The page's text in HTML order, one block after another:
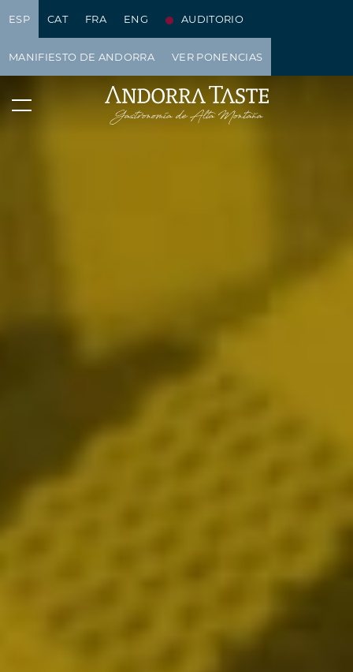
ESP CAT FRA ENG AUDITORIO
MANIFIESTO DE ANDORRA VER PONENCIAS